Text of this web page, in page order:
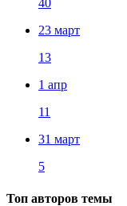
40
23 март
13
1 апр
11
31 март
5
Топ авторов темы